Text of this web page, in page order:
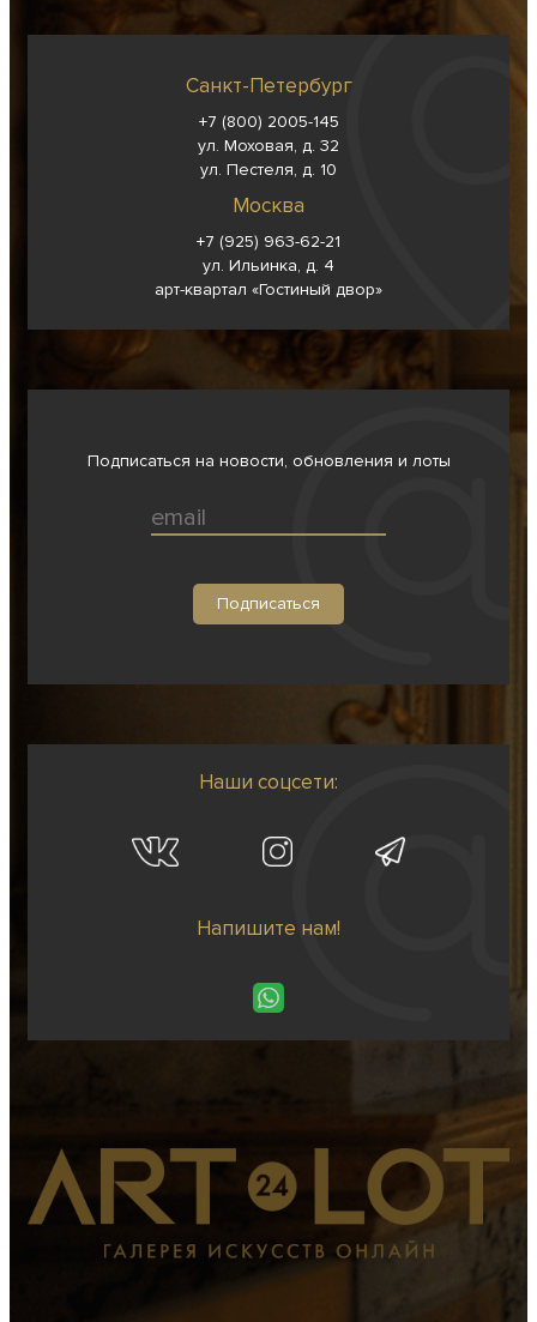
Санкт-Петербург
+7 (800) 2005-145
ул. Моховая, д. 32
ул. Пестеля, д. 10
Москва
+7 (925) 963-62-21
ул. Ильинка, д. 4
арт-квартал «Гостиный двор»
Подписаться на новости, обновления и лоты
Наши соцсети:
Напишите нам!